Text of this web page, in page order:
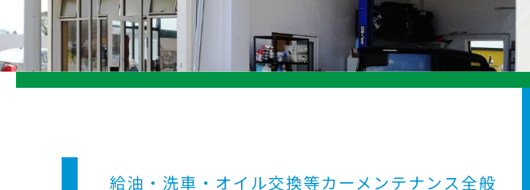
給油・洗車・オイル交換等カーメンテナンス全般